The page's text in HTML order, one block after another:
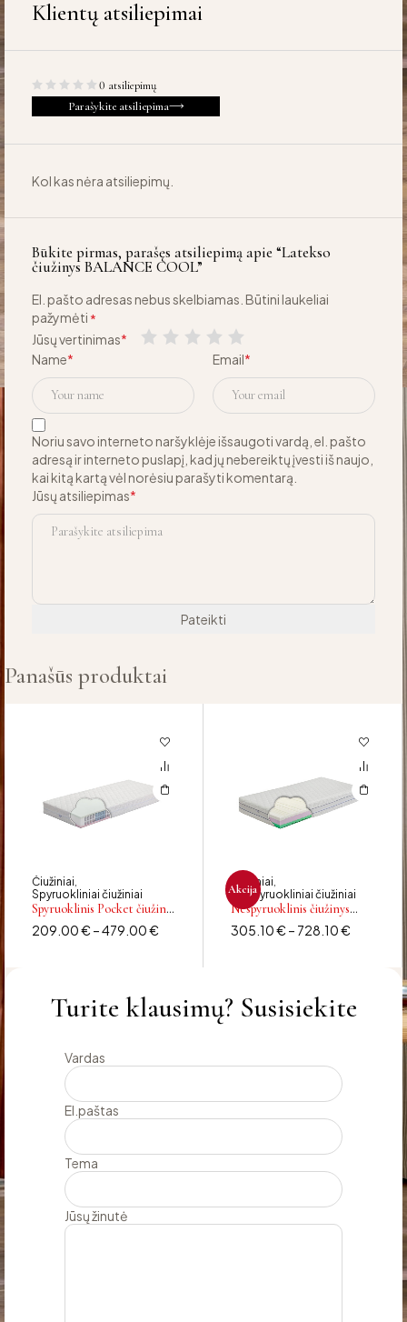
Klientų atsiliepimai
0 atsiliepimų
Parašykite atsiliepima
Kol kas nėra atsiliepimų.
Būkite pirmas, parašęs atsiliepimą apie “Latekso
čiužinys BALANCE COOL”
El. pašto adresas nebus skelbiamas. Būtini laukeliai
pažymėti *
Jūsų vertinimas*
Jūsų atsiliepimas*
Name* Email*
Noriu savo interneto naršyklėje išsaugoti vardą, el. pašto
adresą ir interneto puslapį, kad jų nebereiktų įvesti iš naujo,
kai kitą kartą vėl norėsiu parašyti komentarą.
Panašūs produktai
Čiužiniai
Spyruokliniai čiužiniai
Spyruoklinis Pocket čiužinys
SALVĖ
209.00€ –479.00€
Akcija
Čiužiniai
Nespyruokliniai čiužiniai
Nespyruoklinis čiužinys
OLIMPUS
305.10€ – 728.10€
Turite klausimų? Susisiekite
Vardas
El.paštas
Tema
Jūsų žinutė